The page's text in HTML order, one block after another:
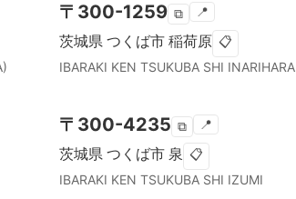
〒 300-1259 ⧉ 📍
茨城県 つくば市 稲荷原 📋
IBARAKI KEN TSUKUBA SHI INARIHARA
〒 300-4235 ⧉ 📍
茨城県 つくば市 泉 📋
IBARAKI KEN TSUKUBA SHI IZUMI